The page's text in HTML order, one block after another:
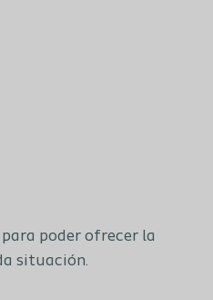
poder ofrecer la
situación.